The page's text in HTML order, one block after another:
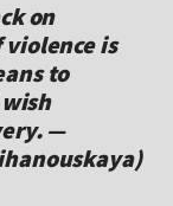
on
is
to
—